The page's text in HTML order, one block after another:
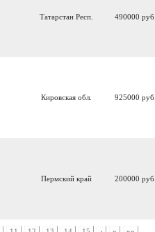
Татарстан Респ. 490000 руб.
Кировская обл. 925000 руб.
Пермский край 200000 руб.